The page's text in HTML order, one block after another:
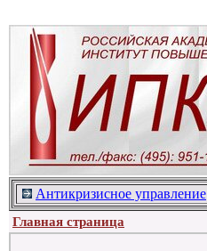
Антикризисное управление
Главная страница